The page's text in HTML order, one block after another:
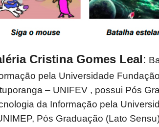
Cristina Gomes Leal:
pela Universidade
– UNIFEV , possui Pós
da Informação pela
Pós Graduação (Lato